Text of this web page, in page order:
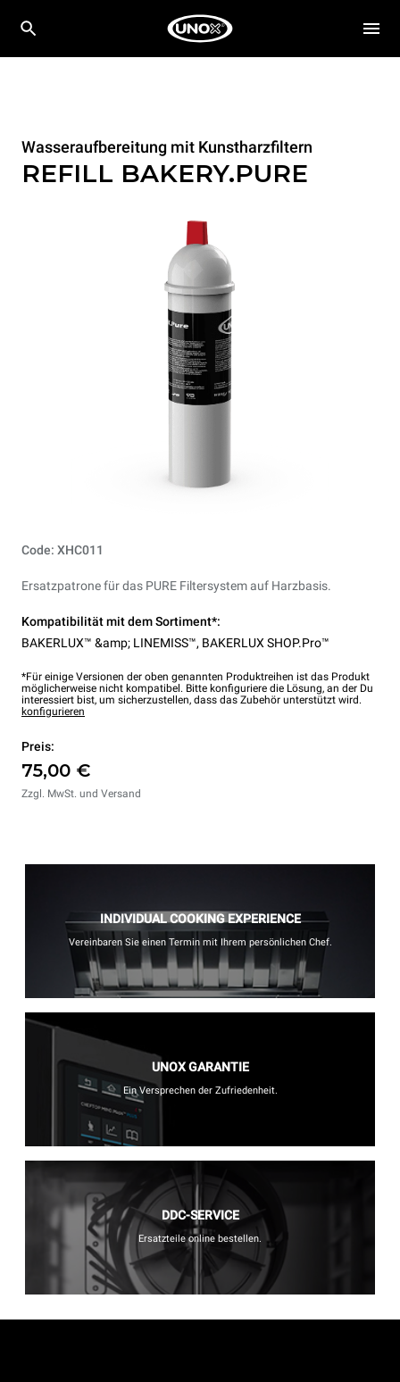
Wasseraufbereitung mit Kunstharzfiltern
REFILL BAKERY.PURE
Code: XHC011
Ersatzpatrone für das PURE Filtersystem auf Harzbasis.
Kompatibilität mit dem Sortiment*:
BAKERLUX™ &amp; LINEMISS™, BAKERLUX SHOP.Pro™
*Für einige Versionen der oben genannten Produktreihen ist das Produkt
möglicherweise nicht kompatibel. Bitte konfiguriere die Lösung, an der Du
interessiert bist, um sicherzustellen, dass das Zubehör unterstützt wird.
konfigurieren
Preis:
75,00 €
Zzgl. MwSt. und Versand
INDIVIDUAL COOKING EXPERIENCE
Vereinbaren Sie einen Termin mit Ihrem persönlichen Chef.
UNOX GARANTIE
Ein Versprechen der Zufriedenheit.
DDC-SERVICE
Ersatzteile online bestellen.